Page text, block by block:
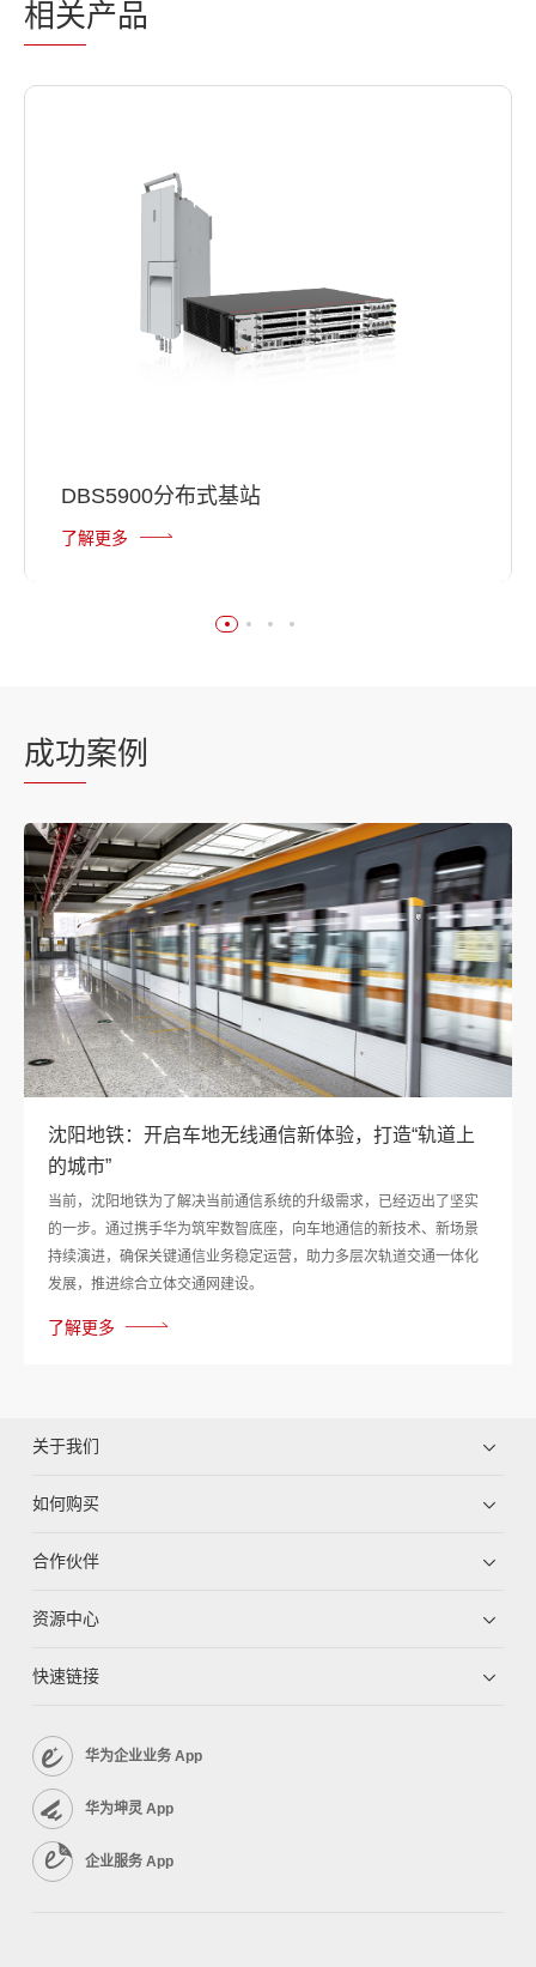
相关产品
DBS5900分布式基站
了解更多
成功案例
沈阳地铁：开启车地无线通信新体验，打造“轨道上
的城市”
当前，沈阳地铁为了解决当前通信系统的升级需求，已经迈出了坚实
的一步。通过携手华为筑牢数智底座，向车地通信的新技术、新场景
持续演进，确保关键通信业务稳定运营，助力多层次轨道交通一体化
发展，推进综合立体交通网建设。
了解更多
关于我们
如何购买
合作伙伴
资源中心
快速链接
华为企业业务 App
华为坤灵 App
企业服务 App